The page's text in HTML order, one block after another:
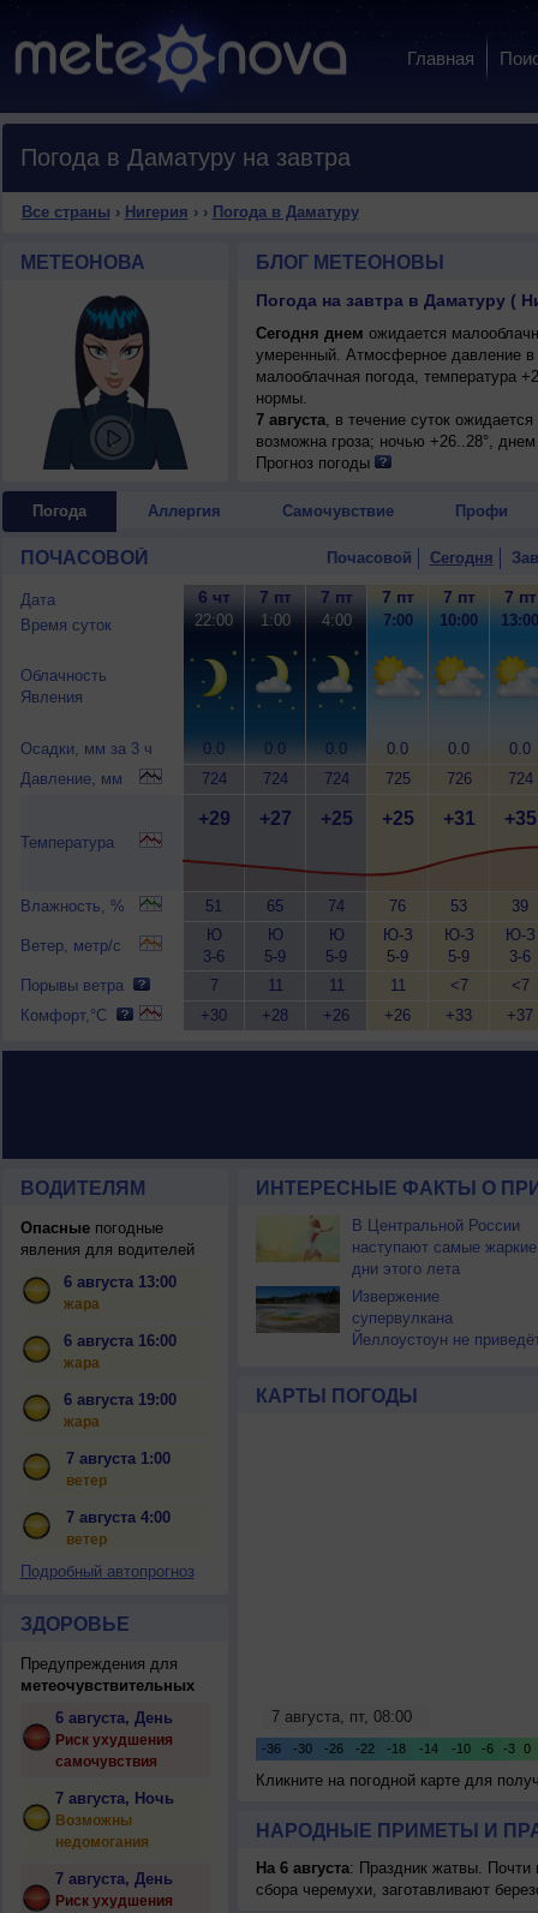
Главная
Погода в Даматуру на завтра
Все страны › Нигерия › › Погода в Даматуру
МЕТЕОНОВА БЛОГ МЕТЕОНОВЫ
Погода на завтра в Даматуру (
Сегодня днем ожидается
умеренный. Атмосферное давление
малооблачная погода, температура
нормы.
7 августа, в течение суток
возможна гроза; ночью +26..28°,
Прогноз погоды
Погода Аллергия Самочувствие Профи
ПОЧАСОВОЙ Почасовой Сегодня
Дата
Время суток
Облачность
Явления
Осадки, мм за 3 ч
Давление, мм
Температура
Влажность, %
Ветер, метр/с
Порывы ветра
Комфорт,°C
6 чт
22:00
0.0
724
+29
51
Ю
3-6
7
+30
7 пт
1:00
0.0
724
+27
65
Ю
5-9
11
+28
7 пт
4:00
0.0
724
+25
74
Ю
5-9
11
+26
7 пт
7:00
0.0
725
+25
76
Ю-З
5-9
11
+26
7 пт
10:00
0.0
726
+31
53
Ю-З
5-9
<7
+33
7 пт
13:00
0.0
724
+35
39
Ю-З
3-6
<7
+37
ВОДИТЕЛЯМ
Опасныепогодные
явления для водителей
6 августа 13:00
жара
6 августа 16:00
жара
6 августа 19:00
жара
7 августа 1:00
ветер
7 августа 4:00
ветер
Подробный автопрогноз
ЗДОРОВЬЕ
Предупреждения для
метеочувствительных
6 августа, День
Риск ухудшения
самочувствия
7 августа, Ночь
Возможны
недомогания
7 августа, День
Риск ухудшения
ИНТЕРЕСНЫЕ ФАКТЫ О
В Центральной России
наступают самые жаркие
дни этого лета
Извержение
супервулкана
Йеллоустоун не
КАРТЫ ПОГОДЫ
Кликните на погодной карте для
НАРОДНЫЕ ПРИМЕТЫ И
На 6 августа: Праздник жатвы. Почти
сбора черемухи, заготавливают